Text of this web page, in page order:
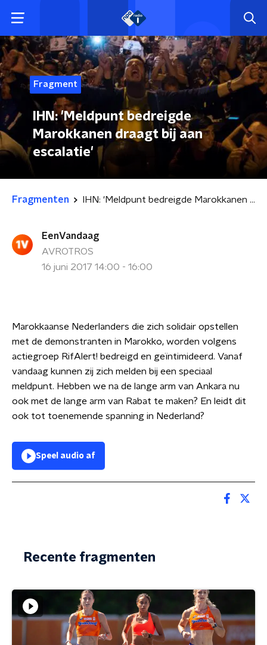
Fragment
IHN: 'Meldpunt bedreigde
Marokkanen draagt bij aan
escalatie'
Fragmenten IHN: 'Meldpunt bedreigde Marokkanen draagt bij aan escalatie'
EenVandaag
AVROTROS
16 juni 2017 14:00 - 16:00
Marokkaanse Nederlanders die zich solidair opstellen
met de demonstranten in Marokko, worden volgens
actiegroep RifAlert! bedreigd en geïntimideerd. Vanaf
vandaag kunnen zij zich melden bij een speciaal
meldpunt. Hebben we na de lange arm van Ankara nu
ook met de lange arm van Rabat te maken? En leidt dit
ook tot toenemende spanning in Nederland?
Speel audio af
Recente fragmenten